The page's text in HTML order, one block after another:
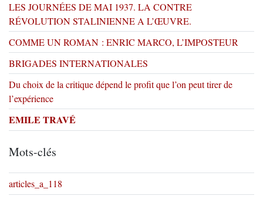
LES JOURNÉES DE MAI 1937. LA CONTRE
RÉVOLUTION STALINIENNE A L’ŒUVRE.
COMME UN ROMAN : ENRIC MARCO, L’IMPOSTEUR
BRIGADES INTERNATIONALES
Du choix de la critique dépend le profit que l’on peut tirer de
l’expérience
EMILE TRAVÉ
Mots-clés
articles_a_118